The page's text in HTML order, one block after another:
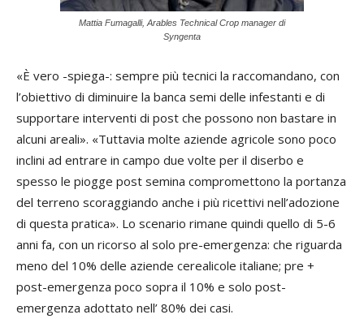
Mattia Fumagalli, Arables Technical Crop manager di
Syngenta
«È vero -spiega-: sempre più tecnici la raccomandano, con
l’obiettivo di diminuire la banca semi delle infestanti e di
supportare interventi di post che possono non bastare in
alcuni areali». «Tuttavia molte aziende agricole sono poco
inclini ad entrare in campo due volte per il diserbo e
spesso le piogge post semina compromettono la portanza
del terreno scoraggiando anche i più ricettivi nell’adozione
di questa pratica». Lo scenario rimane quindi quello di 5-6
anni fa, con un ricorso al solo pre-emergenza: che riguarda
meno del 10% delle aziende cerealicole italiane; pre +
post-emergenza poco sopra il 10% e solo post-
emergenza adottato nell’ 80% dei casi.